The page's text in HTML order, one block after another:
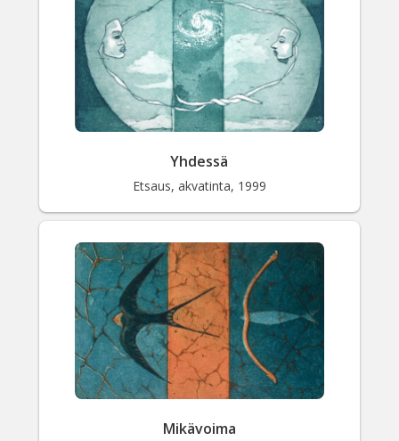
Yhdessä
Etsaus, akvatinta, 1999
Mikävoima